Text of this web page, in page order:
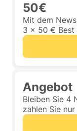
50€
Mit dem
3 x 50 € Best
Angebot
Bleiben Sie 4
zahlen Sie nur